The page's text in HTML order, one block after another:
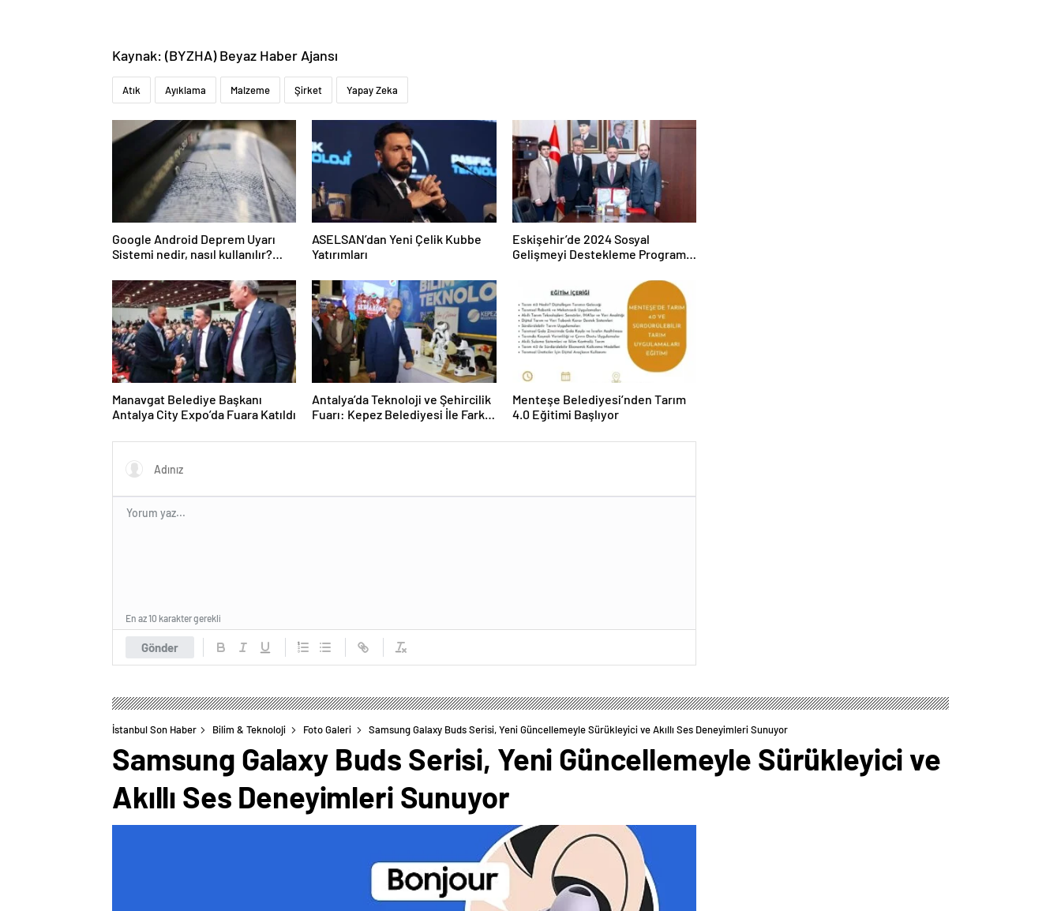
Kaynak: (BYZHA) Beyaz Haber Ajansı
Atık Ayıklama Malzeme Şirket Yapay Zeka
Google Android Deprem Uyarı
Sistemi nedir, nasıl kullanılır?
Açma Adımları!
ASELSAN’dan Yeni Çelik Kubbe
Yatırımları
Eskişehir’de 2024 Sosyal
Gelişmeyi Destekleme Programı
Manavgat Belediye Başkanı
Antalya City Expo’da Fuara Katıldı
Antalya’da Teknoloji ve Şehircilik
Fuarı: Kepez Belediyesi İle Fark
Menteşe Belediyesi’nden Tarım
4.0 Eğitimi Başlıyor
Gönder
En az 10 karakter gerekli
İstanbul Son Haber Bilim & Teknoloji Foto Galeri Samsung Galaxy Buds Serisi, Yeni Güncellemeyle Sürükleyici ve Akıllı Ses Deneyimleri Sunuyor
Samsung Galaxy Buds Serisi, Yeni Güncellemeyle Sürükleyici ve
Akıllı Ses Deneyimleri Sunuyor